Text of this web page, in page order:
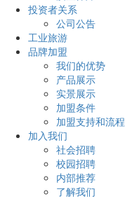
投资者关系
公司公告
工业旅游
品牌加盟
我们的优势
产品展示
实景展示
加盟条件
加盟支持和流程
加入我们
社会招聘
校园招聘
内部推荐
了解我们